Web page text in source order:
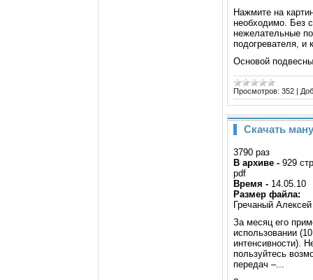
Нажмите на
необходимо. Без
нежелательные
подогревателя, и
Основой
Просмотров: 352 |
Скачать
3790 раз
В архиве - 929 стр
pdf
Время - 14.05.10
Размер файла:
Гречаный Алексей
За месяц его
использовании
интенсивности).
пользуйтесь
передач –...